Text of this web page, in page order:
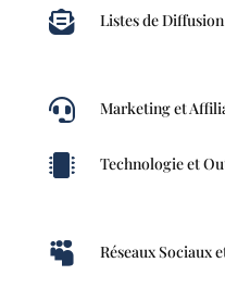
 Listes de Diffusion
 Marketing et
 Technologie et
 Réseaux Sociaux